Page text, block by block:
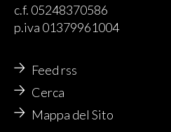
c.f. 05248370586
p.iva 01379961004
Feed rss
Cerca
Mappa del Sito